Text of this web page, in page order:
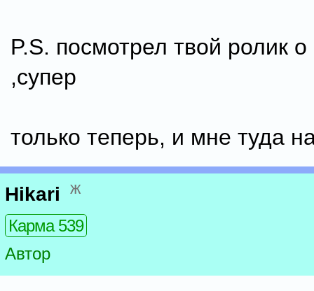
P.S. посмотрел твой ролик
,супер
только теперь, и мне туда
Hikari ж
Карма 539
Автор